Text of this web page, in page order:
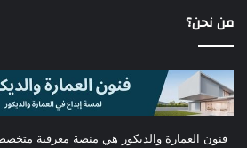
من نحن؟
فنون العمارة والديكور هي منصة معرفية